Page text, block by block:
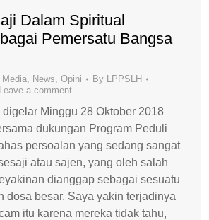
Dalam Spiritual
Pemersatu Bangsa
Media, News, Opini By LPPSLH
Leave a comment
Minggu 28 Oktober 2018
dukungan Program Peduli
persoalan yang sedang sangat
atau sajen, yang oleh salah
dianggap sebagai sesuatu
dosa besar. Saya yakin terjadinya
itu karena mereka tidak tahu,